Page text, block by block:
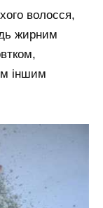
волосся,
жирним
іншим